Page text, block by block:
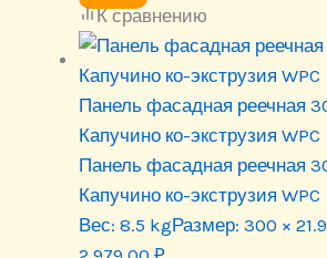
К сравнению
Панель фасадная реечная
Капучино ко-экструзия WPC
Панель фасадная реечная
Капучино ко-экструзия WPC
Вес: 8.5 kgРазмер: 300 ×